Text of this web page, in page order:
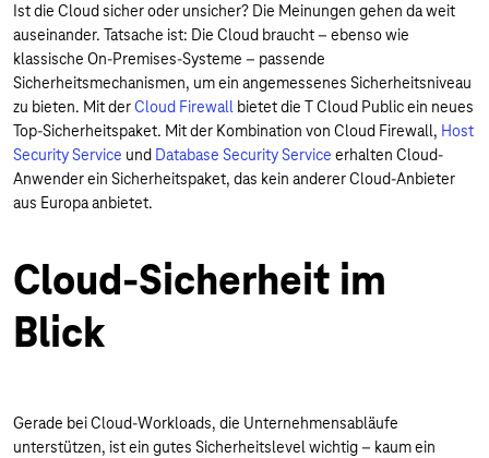
Ist die Cloud sicher oder unsicher? Die Meinungen gehen da weit
auseinander. Tatsache ist: Die Cloud braucht – ebenso wie
klassische On-Premises-Systeme – passende
Sicherheitsmechanismen, um ein angemessenes Sicherheitsniveau
zu bieten. Mit derCloud Firewall bietet die T Cloud Public ein neues
Top-Sicherheitspaket. Mit der Kombination von Cloud Firewall, Host
Security Service und Database Security Service erhalten Cloud-
Anwender ein Sicherheitspaket, das kein anderer Cloud-Anbieter
aus Europa anbietet.
Cloud-Sicherheit im
Blick
Gerade bei Cloud-Workloads, die Unternehmensabläufe
unterstützen, ist ein gutes Sicherheitslevel wichtig – kaum ein